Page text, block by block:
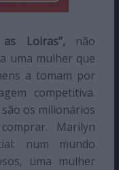
Loiras”, não
uma mulher que
a tomam por
competitiva.
os milionários
Marilyn
num mundo
uma mulher